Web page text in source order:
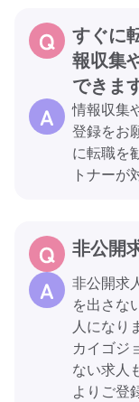
すぐに
報収集
できま
情報収集
登録をお
に転職を
トナーが
非公開
非公開求
を出さな
人になり
カイゴジ
ない求人
よりご登